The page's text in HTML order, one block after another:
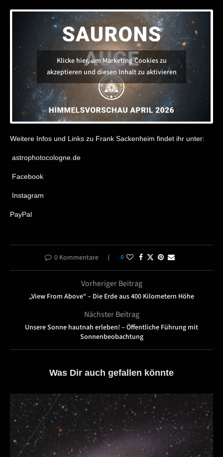
Klicke hier, um Marketing-Cookies zu
akzeptieren und diesen Inhalt zu aktivieren
Weitere Infos und Links zu Frank Sackenheim findet ihr unter:
astrophotocologne.de
Facebook
Instagram
PayPal
0 Kommentare 0
Vorheriger Beitrag
„View From Above“ – Die Erde aus 400 Kilometern Höhe
Nächster Beitrag
Unsere Sonne hautnah erleben! – Öffentliche Führung mit
Sonnenbeobachtung
Was Dir auch gefallen könnte